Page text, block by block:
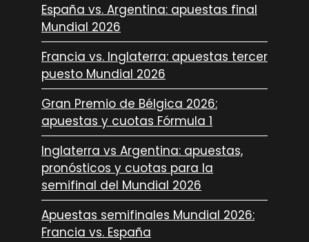
España vs. Argentina: apuestas final
Mundial 2026
Francia vs. Inglaterra: apuestas tercer
puesto Mundial 2026
Gran Premio de Bélgica 2026:
apuestas y cuotas Fórmula 1
Inglaterra vs Argentina: apuestas,
pronósticos y cuotas para la
semifinal del Mundial 2026
Apuestas semifinales Mundial 2026:
Francia vs. España